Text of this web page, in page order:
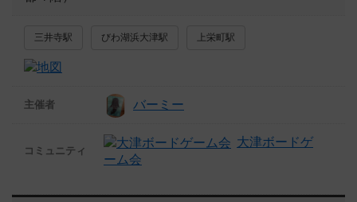
三井寺駅 びわ湖浜大津駅 上栄町駅
主催者 バーミー
コミュニティ
大津ボードゲ
ーム会